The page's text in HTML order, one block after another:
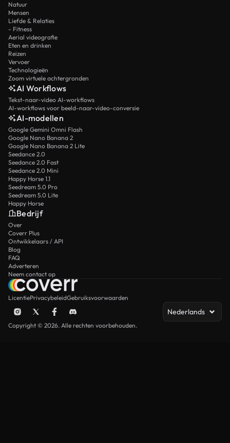
Natuur
Mensen
Liefde & Relaties
- Fitness
Aerial videografie
Eten en drinken
Reizen
Vervoer
Technologieën
Zoom virtuele achtergronden
AI Workflows
Tekst-naar-video AI-workflows
AI-workflows voor beeld-naar-video-conversie
AI-modellen
Google Gemini Omni Flash
Google Nano Banana 2
Google Nano Banana 2 Lite
Seedance 2.0
Seedance 2.0 Fast
Seedance 2.0 Mini
Happy Horse 1.1
Seedream 5.0 Pro
Seedream 5.0 Lite
Happy Horse
Bedrijf
Over
Coverr Plus
Ontwikkelaars / API
Blog
FAQ
Adverteren
Neem contact op
LicentiePrivacybeleidGebruiksvoorwaarden
Nederlands
Copyright © 2026. Alle rechten voorbehouden.